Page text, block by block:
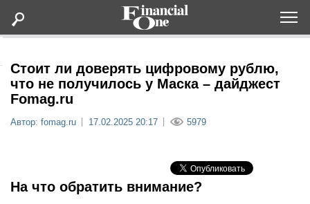
Статьи
Стоит ли доверять цифровому рублю,
что не получилось у Маска – дайджест
Fomag.ru
Автор: fomag.ru 17.02.2025 20:17 5979
На что обратить внимание?